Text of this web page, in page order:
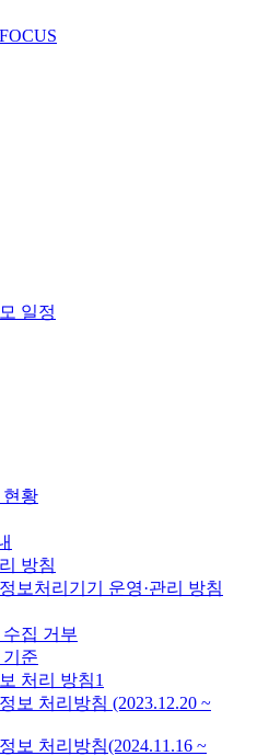
일정
현황
방침
보처리기기 운영·관리 방침
집 거부
준
처리 방침1
보 처리방침 (2023.12.20 ~
보 처리방침(2024.11.16 ~